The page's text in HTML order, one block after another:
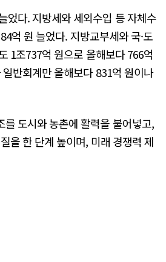
었다. 지방세와 세외수입 등 자체수
억 원 늘었다. 지방교부세와 국·도
1조737억 원으로 올해보다 766억
반회계만 올해보다 831억 원이나
를 도시와 농촌에 활력을 불어넣고,
을 한 단계 높이며, 미래 경쟁력 제